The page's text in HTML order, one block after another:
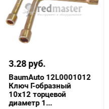
3.28 руб.
BaumAuto 12L0001012
Ключ Г-образный
10х12 торцевой
диаметр 1...